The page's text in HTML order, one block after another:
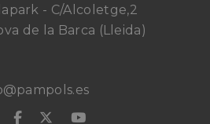
- C/Alcoletge,2
de la Barca (Lleida)